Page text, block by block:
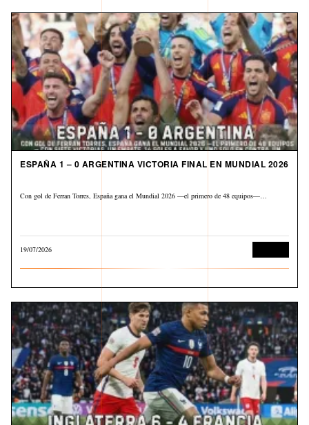
ESPAÑA 1 – 0 ARGENTINA VICTORIA FINAL EN MUNDIAL 2026
Con gol de Ferran Torres, España gana el Mundial 2026 —el primero de 48 equipos—…
19/07/2026